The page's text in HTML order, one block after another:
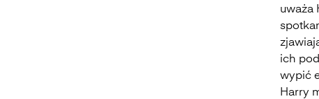
uważa
ich
wypić
Harry